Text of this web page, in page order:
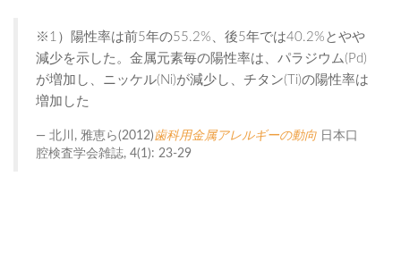
※1）陽性率は前5年の55.2%、後5年では40.2%とやや
減少を示した。金属元素毎の陽性率は、パラジウム(Pd)
が増加し、ニッケル(Ni)が減少し、チタン(Ti)の陽性率は
増加した
北川, 雅恵ら(2012) 歯科用金属アレルギーの動向 日本口
腔検査学会雑誌, 4(1): 23-29